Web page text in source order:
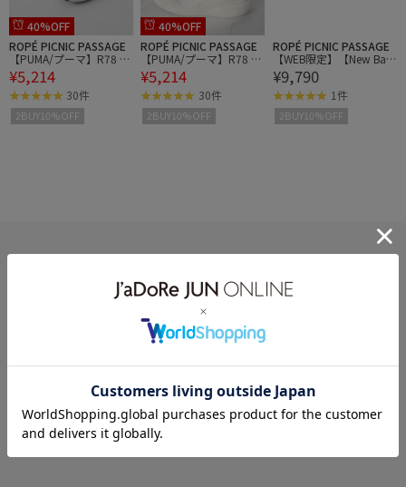
40%OFF
ROPÉ PICNIC PASSAGE
【PUMA/プーマ】R78 グ
ランス
¥5,214
30件
2BUY10%OFF
40%OFF
ROPÉ PICNIC PASSAGE
【PUMA/プーマ】R78 グ
ランス
¥5,214
30件
2BUY10%OFF
ROPÉ PICNIC PASSAGE
【WEB限定】【New Bala
nce/ニューバランス】ML
373KG2D
¥9,790
1件
2BUY10%OFF
HELP
何かお困りですか？
FAQ
お問い合わせ